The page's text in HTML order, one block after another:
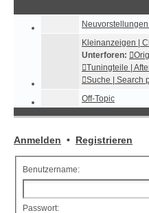
Kleinanzeigen |
Unterforen:
Tuningteile |
Suche | Search
Off-Topic
Anmelden • Registrieren
Benutzername:
Passwort: